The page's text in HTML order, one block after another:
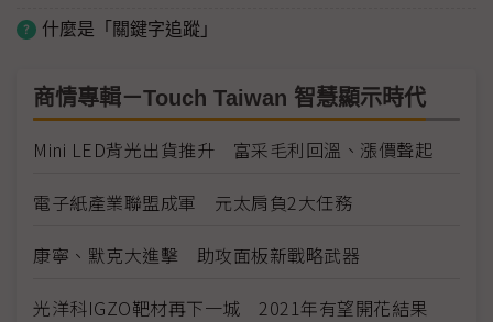
什麼是「關鍵字追蹤」
商情專輯－Touch Taiwan 智慧顯示時代
Mini LED背光出貨推升 富采毛利回溫、漲價聲起
電子紙產業聯盟成軍 元太肩負2大任務
康寧、默克大進擊 助攻面板新戰略武器
光洋科IGZO靶材再下一城 2021年有望開花結果